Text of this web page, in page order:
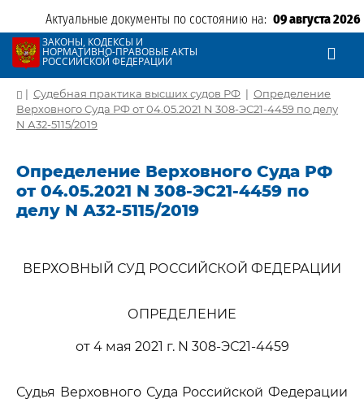
Актуальные документы по состоянию на: 09 августа 2026
ЗАКОНЫ, КОДЕКСЫ И
НОРМАТИВНО-ПРАВОВЫЕ АКТЫ
РОССИЙСКОЙ ФЕДЕРАЦИИ
| Судебная практика высших судов РФ | Определение
Верховного Суда РФ от 04.05.2021 N 308-ЭС21-4459 по делу
N А32-5115/2019
Определение Верховного Суда РФ
от 04.05.2021 N 308-ЭС21-4459 по
делу N А32-5115/2019
ВЕРХОВНЫЙ СУД РОССИЙСКОЙ ФЕДЕРАЦИИ
ОПРЕДЕЛЕНИЕ
от 4 мая 2021 г. N 308-ЭС21-4459
Судья Верховного Суда Российской Федерации